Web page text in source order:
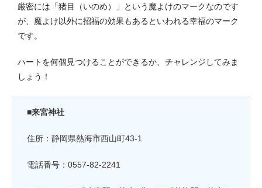
厳密には「猪目（いのめ）」という魔よけのマークなのです
が、魔よけ以外に招福の効果もあるといわれる幸福のマーク
です。
ハートを何個見つけることができるか、チャレンジしてみま
しょう ！
■来宮神社
住所：静岡県熱海市西山町43-1
電話番号：0557-82-2241